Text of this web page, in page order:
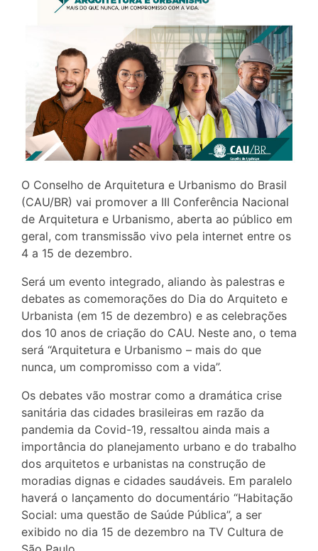
O Conselho de Arquitetura e Urbanismo do Brasil
(CAU/BR) vai promover a III Conferência Nacional
de Arquitetura e Urbanismo, aberta ao público em
geral, com transmissão vivo pela internet entre os
4 a 15 de dezembro.
Será um evento integrado, aliando às palestras e
debates as comemorações do Dia do Arquiteto e
Urbanista (em 15 de dezembro) e as celebrações
dos 10 anos de criação do CAU. Neste ano, o tema
será “Arquitetura e Urbanismo – mais do que
nunca, um compromisso com a vida”.
Os debates vão mostrar como a dramática crise
sanitária das cidades brasileiras em razão da
pandemia da Covid-19, ressaltou ainda mais a
importância do planejamento urbano e do trabalho
dos arquitetos e urbanistas na construção de
moradias dignas e cidades saudáveis. Em paralelo
haverá o lançamento do documentário “Habitação
Social: uma questão de Saúde Pública”, a ser
exibido no dia 15 de dezembro na TV Cultura de